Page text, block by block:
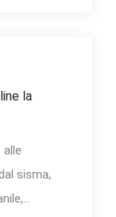
la
alle
sisma,